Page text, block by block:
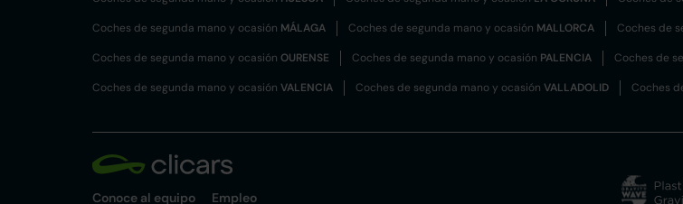
Coches de segunda mano y ocasión MÁLAGA Coches de segunda mano y ocasión MALLORCA Coches de
Coches de segunda mano y ocasión OURENSE Coches de segunda mano y ocasión PALENCIA Coches de
Coches de segunda mano y ocasión VALENCIA Coches de segunda mano y ocasión VALLADOLID Coches
Conoce al equipo Empleo